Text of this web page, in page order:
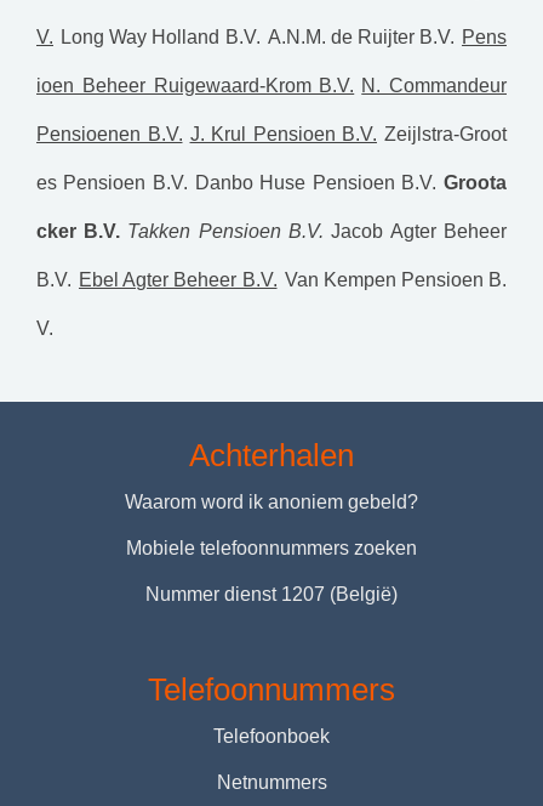
V. Long Way Holland B.V. A.N.M. de Ruijter B.V. Pens
ioen Beheer Ruigewaard-Krom B.V. N. Commandeur
Pensioenen B.V. J. Krul Pensioen B.V. Zeijlstra-Groot
es Pensioen B.V. Danbo Huse Pensioen B.V. Groota
cker B.V. Takken Pensioen B.V. Jacob Agter Beheer
B.V. Ebel Agter Beheer B.V. Van Kempen Pensioen B.
V.
Achterhalen
Waarom word ik anoniem gebeld?
Mobiele telefoonnummers zoeken
Nummer dienst 1207 (België)
Telefoonnummers
Telefoonboek
Netnummers